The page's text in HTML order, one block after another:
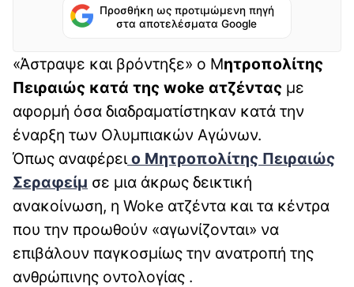
Προσθήκη ως προτιμώμενη πηγή
στα αποτελέσματα Google
«Άστραψε και βρόντηξε» ο Μητροπολίτης
Πειραιώς κατά της woke ατζέντας με
αφορμή όσα διαδραματίστηκαν κατά την
έναρξη των Ολυμπιακών Αγώνων.
Όπως αναφέρει ο Μητροπολίτης Πειραιώς
Σεραφείμ σε μια άκρως δεικτική
ανακοίνωση, η Woke ατζέντα και τα κέντρα
που την προωθούν «αγωνίζονται» να
επιβάλουν παγκοσμίως την ανατροπή της
ανθρώπινης οντολογίας .